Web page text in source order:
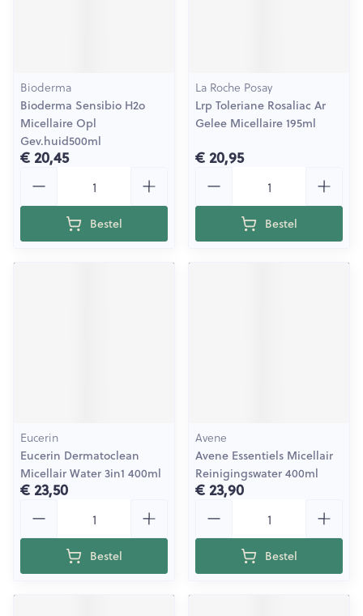
Bioderma
Bioderma Sensibio H2o
Micellaire Opl
Gev.huid500ml
€ 20,45
Bestel
La Roche Posay
Lrp Toleriane Rosaliac Ar
Gelee Micellaire 195ml
€ 20,95
Bestel
Eucerin
Eucerin Dermatoclean
Micellair Water 3in1 400ml
€ 23,50
Bestel
Avene
Avene Essentiels Micellair
Reinigingswater 400ml
€ 23,90
Bestel